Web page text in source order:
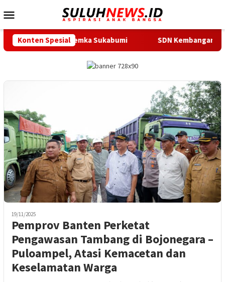
ke
Mobile
Konten Spesial
ke Lemka Sukabumi SDN Kembangan Selatan 01
19/11/2025
Pemprov Banten Perketat
Pengawasan Tambang di Bojonegara –
Puloampel, Atasi Kemacetan dan
Keselamatan Warga